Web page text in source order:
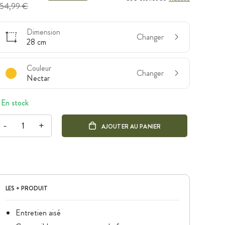
€
Dimension
28 cm
Changer
Couleur
Nectar
Changer
En stock
- + AJOUTER AU PANIER
LES + PRODUIT
Entretien aisé